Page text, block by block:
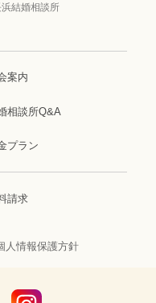
結婚相談所
案内
相談所Q&A
プラン
請求
人情報保護方針